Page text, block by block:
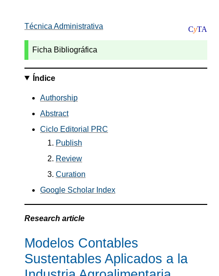
CyTA
Técnica Administrativa
Ficha Bibliográfica
Índice
Authorship
Abstract
Ciclo Editorial PRC
Publish
Review
Curation
Google Scholar Index
Research article
Modelos Contables
Sustentables Aplicados a la